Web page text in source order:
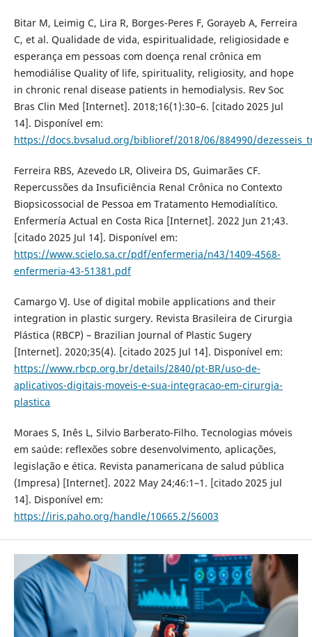
Bitar M, Leimig C, Lira R, Borges-Peres F, Gorayeb A, Ferreira
C, et al. Qualidade de vida, espiritualidade, religiosidade e
esperança em pessoas com doença renal crônica em
hemodiálise Quality of life, spirituality, religiosity, and hope
in chronic renal disease patients in hemodialysis. Rev Soc
Bras Clin Med [Internet]. 2018;16(1):30–6. [citado 2025 Jul
14]. Disponível em:
https://docs.bvsalud.org/biblioref/2018/06/884990/
Ferreira RBS, Azevedo LR, Oliveira DS, Guimarães CF.
Repercussões da Insuficiência Renal Crônica no Contexto
Biopsicossocial de Pessoa em Tratamento Hemodialítico.
Enfermería Actual en Costa Rica [Internet]. 2022 Jun 21;43.
[citado 2025 Jul 14]. Disponível em:
https://www.scielo.sa.cr/pdf/enfermeria/n43/1409-4568-
enfermeria-43-51381.pdf
Camargo VJ. Use of digital mobile applications and their
integration in plastic surgery. Revista Brasileira de Cirurgia
Plástica (RBCP) – Brazilian Journal of Plastic Sugery
[Internet]. 2020;35(4). [citado 2025 Jul 14]. Disponível em:
https://www.rbcp.org.br/details/2840/pt-BR/uso-de-
aplicativos-digitais-moveis-e-sua-integracao-em-cirurgia-
plastica
Moraes S, Inês L, Silvio Barberato-Filho. Tecnologias móveis
em saúde: reflexões sobre desenvolvimento, aplicações,
legislação e ética. Revista panamericana de salud pública
(Impresa) [Internet]. 2022 May 24;46:1–1. [citado 2025 jul
14]. Disponível em:
https://iris.paho.org/handle/10665.2/56003